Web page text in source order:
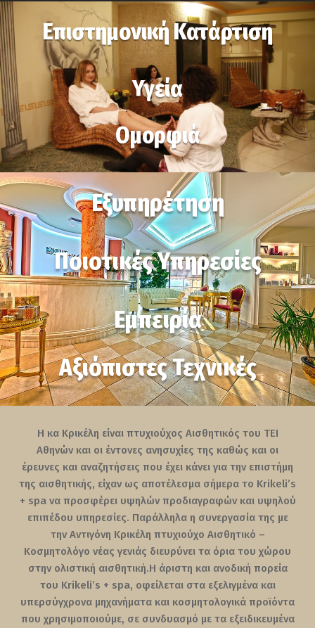
Επιστημονική Κατάρτιση
Υγεία
Ομορφιά
Εξυπηρέτηση
Ποιοτικές Υπηρεσίες
Εμπειρία
Αξιόπιστες Τεχνικές
Η κα Κρικέλη είναι πτυχιούχος Αισθητικός του ΤΕΙ
Αθηνών και οι έντονες ανησυχίες της καθώς και οι
έρευνες και αναζητήσεις που έχει κάνει για την επιστήμη
της αισθητικής, είχαν ως αποτέλεσμα σήμερα το Krikeli’s
+ spa να προσφέρει υψηλών προδιαγραφών και υψηλού
επιπέδου υπηρεσίες. Παράλληλα η συνεργασία της με
την Αντιγόνη Κρικέλη πτυχιούχο Αισθητικό –
Κοσμητολόγο νέας γενιάς διευρύνει τα όρια του χώρου
στην ολιστική αισθητική.Η άριστη και ανοδική πορεία
του Krikeli’s + spa, οφείλεται στα εξελιγμένα και
υπερσύγχρονα μηχανήματα και κοσμητολογικά προϊόντα
που χρησιμοποιούμε, σε συνδυασμό με τα εξειδικευμένα